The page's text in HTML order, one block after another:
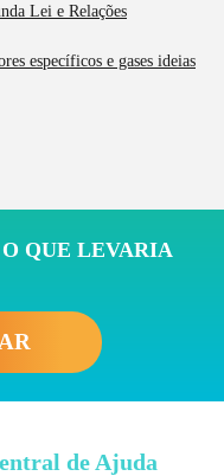
Lei e Relações
específicos e gases ideias
QUE LEVARIA
de Ajuda